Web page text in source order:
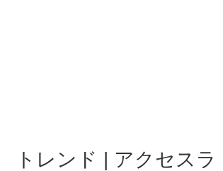
トレンド | アクセスラ